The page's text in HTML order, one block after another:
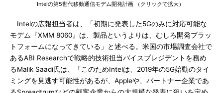
Intelの第5世代移動通信モデム開発計画 （クリックで拡大）
Intelの広報担当者は、「初期に発表した5Gのみに対応可能な
モデム『XMM 8060』は、製品というよりは、むしろ開発プラッ
トフォームになってきている」と述べる。米国の市場調査会社で
あるABI Researchで戦略的技術担当バイスプレジデントを務め
るMalik Saadi氏は、「このためIntelは、2019年の5G始動のタイ
ミングを見逃す可能性があるが、Appleや、パートナー企業であ